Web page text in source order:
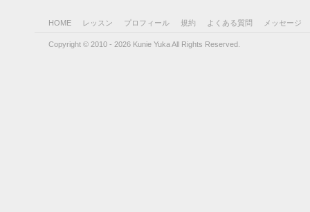
HOME レッスン プロフィール 規約 よくある質問 メッセージ
Copyright © 2010 - 2026 Kunie Yuka All Rights Reserved.